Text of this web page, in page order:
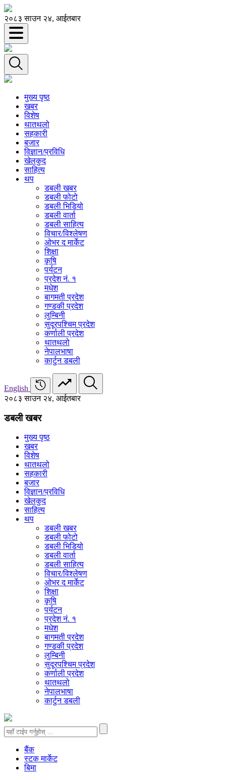
२०८३ साउन २४, आईतबार
मुख्य पृष्ठ
खबर
विशेष
थातथलो
सहकारी
बजार
विज्ञान/प्रविधि
खेलकुद
साहित्य
थप
डबली खबर
डबली फोटो
डबली भिडियो
डबली वार्ता
डबली साहित्य
विचार/विश्‍लेषण
ओभर द मार्केट
शिक्षा
कृषि
पर्यटन
प्रदेश नं. १
मधेश
बागमती प्रदेश
गण्डकी प्रदेश
लुम्बिनी
सुदूरपश्चिम प्रदेश
कर्णाली प्रदेश
थातथलो
नेपालभाषा
कार्टुन डबली
English
२०८३ साउन २४, आईतबार
डबली खबर
मुख्य पृष्ठ
खबर
विशेष
थातथलो
सहकारी
बजार
विज्ञान/प्रविधि
खेलकुद
साहित्य
थप
डबली खबर
डबली फोटो
डबली भिडियो
डबली वार्ता
डबली साहित्य
विचार/विश्‍लेषण
ओभर द मार्केट
शिक्षा
कृषि
पर्यटन
प्रदेश नं. १
मधेश
बागमती प्रदेश
गण्डकी प्रदेश
लुम्बिनी
सुदूरपश्चिम प्रदेश
कर्णाली प्रदेश
थातथलो
नेपालभाषा
कार्टुन डबली
बैंक
स्टक मार्केट
बिमा